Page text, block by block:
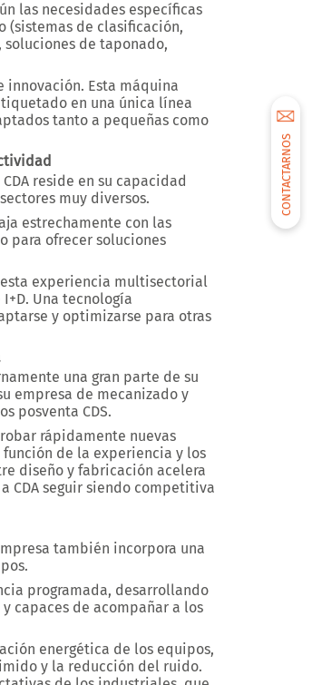
CONTACTARNOS
las necesidades específicas
(sistemas de clasificación,
de taponado,
Esta máquina
en una única línea
tanto a pequeñas como
reside en su capacidad
muy diversos.
estrechamente con las
para ofrecer soluciones
esta experiencia multisectorial
Una tecnología
y optimizarse para otras
una gran parte de su
empresa de mecanizado y
posventa CDS.
rápidamente nuevas
de la experiencia y los
diseño y fabricación acelera
CDA seguir siendo competitiva
también incorpora una
programada, desarrollando
capaces de acompañar a los
energética de los equipos,
y la reducción del ruido.